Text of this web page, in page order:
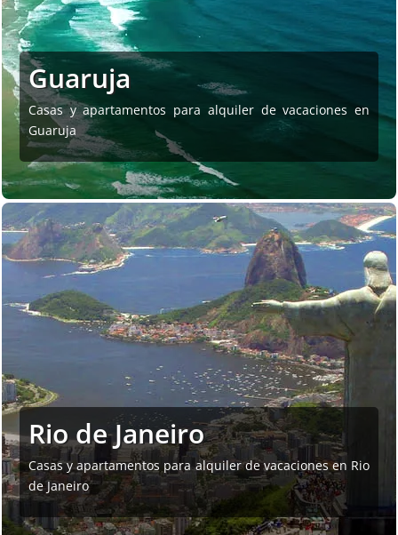
Guaruja
Casas y apartamentos para alquiler de vacaciones en
Guaruja
Rio de Janeiro
Casas y apartamentos para alquiler de vacaciones en Rio
de Janeiro